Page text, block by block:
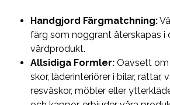
Handgjord Färgmatchning:
färg som noggrant återskapas i
vårdprodukt.
Allsidiga Formler: Oavsett
skor, läderinteriörer i bilar, rattar,
resväskor, möbler eller